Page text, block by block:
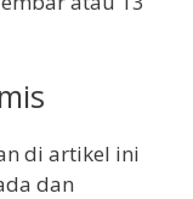
di artikel ini
dan